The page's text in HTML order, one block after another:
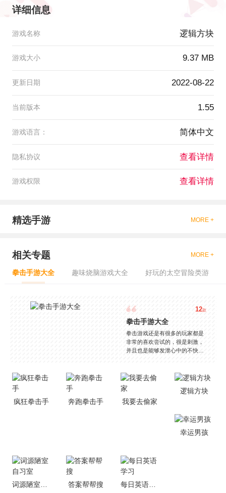
详细信息
游戏名称 逻辑方块
游戏大小 9.37 MB
更新日期 2022-08-22
当前版本 1.55
游戏语言： 简体中文
隐私协议 查看详情
游戏权限 查看详情
精选手游 MORE +
相关专题 MORE +
拳击手游大全 趣味烧脑游戏大全 好玩的太空冒险类游
12款
拳击手游大全
拳击游戏还是有很多的玩家都是
非常的喜欢尝试的，很是刺激，
并且也是能够发泄心中的不快
是一些格斗的游戏，其实是非常
的有趣，也是相当的刺激的，游
戏中是有一些不同的场景都是能
够去进行体验的，我们也是能够
就是收集了一些有意思的拳击游
戏，相信你们一定会喜欢的。
疯狂拳击手 奔跑拳击手 我要去偷家
逻辑方块
幸运男孩
答案帮帮搜 每日英语学习